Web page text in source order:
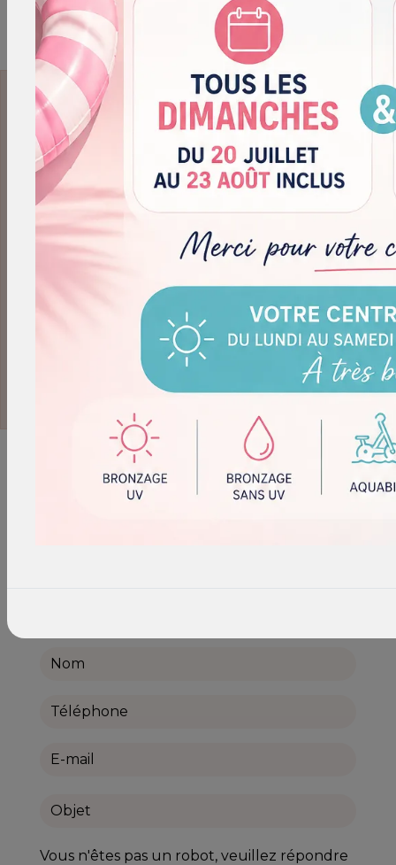
N'hésitez pas à nous
Vous n'êtes pas un robot, veuillez répondre